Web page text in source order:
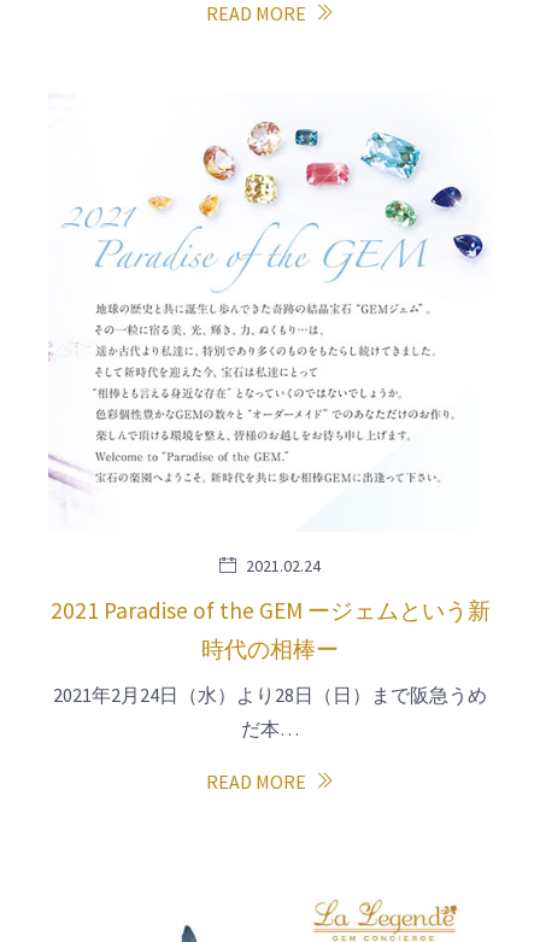
READ MORE
2021.02.24
2021 Paradise of the GEM ージェムという新
時代の相棒ー
2021年2月24日（水）より28日（日）まで阪急うめ
だ本…
READ MORE